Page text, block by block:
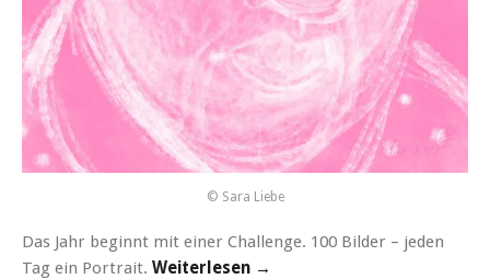
© Sara Liebe
Das Jahr beginnt mit einer Challenge. 100 Bilder – jeden
Tag ein Portrait. Weiterlesen →